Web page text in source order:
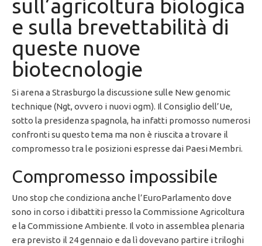
sull’agricoltura biologica
e sulla brevettabilità di
queste nuove
biotecnologie
Si arena a Strasburgo la discussione sulle New genomic
technique (Ngt, ovvero i nuovi ogm). Il Consiglio dell’Ue,
sotto la presidenza spagnola, ha infatti promosso numerosi
confronti su questo tema ma non è riuscita a trovare il
compromesso tra le posizioni espresse dai Paesi Membri.
Compromesso impossibile
Uno stop che condiziona anche l’EuroParlamento dove
sono in corso i dibattiti presso la Commissione Agricoltura
e la Commissione Ambiente. Il voto in assemblea plenaria
era previsto il 24 gennaio e da lì dovevano partire i triloghi